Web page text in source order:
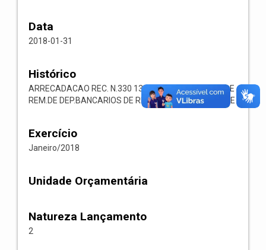
Data
2018-01-31
Histórico
ARRECADACAO REC. N.330 1321.00.1.1.05 RECEITA DE
REM.DE DEP.BANCARIOS DE REC.VINCULADOS AO MDE
Exercício
Janeiro/2018
Unidade Orçamentária
Natureza Lançamento
2